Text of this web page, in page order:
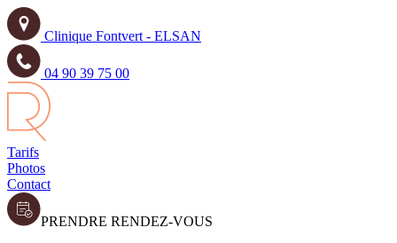
Clinique Fontvert - ELSAN
04 90 39 75 00
Tarifs
Photos
Contact
PRENDRE RENDEZ-VOUS